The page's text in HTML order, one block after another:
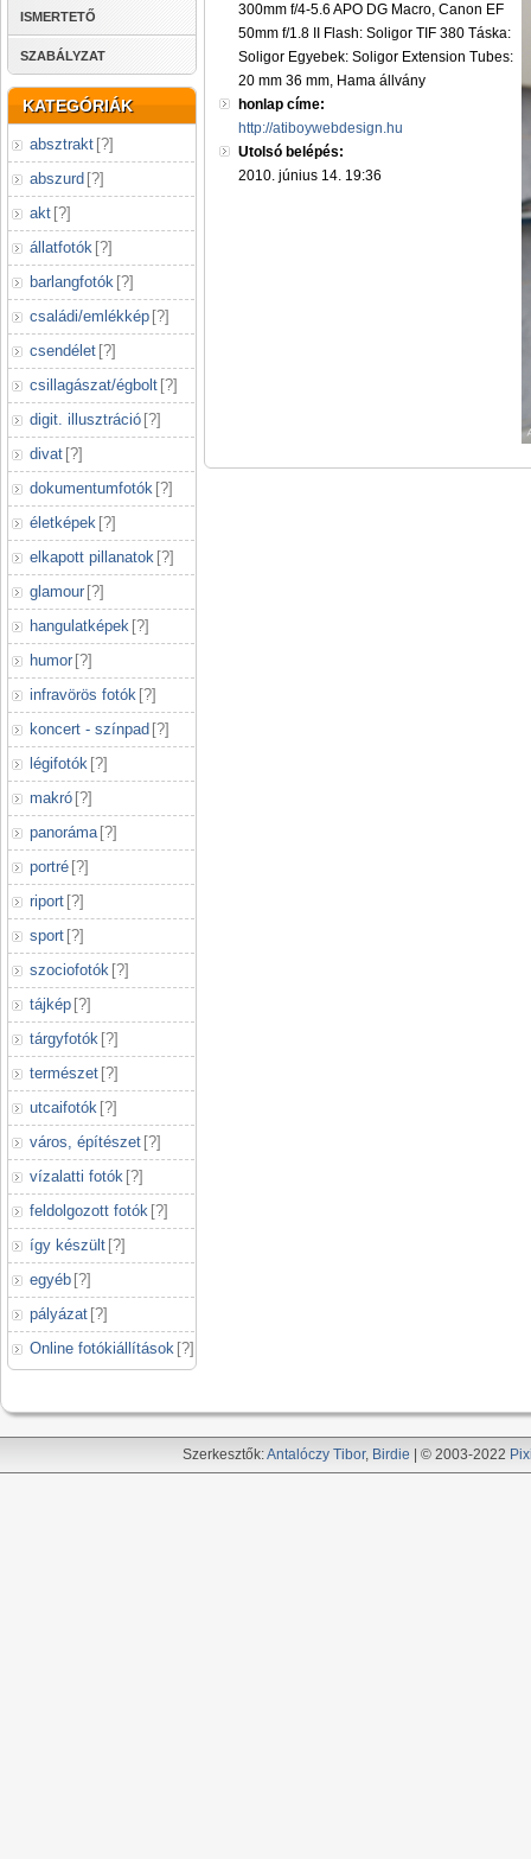
ISMERTETŐ
SZABÁLYZAT
KATEGÓRIÁK
absztrakt [?]
abszurd [?]
akt [?]
állatfotók [?]
barlangfotók [?]
családi/emlékkép [?]
csendélet [?]
csillagászat/égbolt [?]
digit. illusztráció [?]
divat [?]
dokumentumfotók [?]
életképek [?]
elkapott pillanatok [?]
glamour [?]
hangulatképek [?]
humor [?]
infravörös fotók [?]
koncert - színpad [?]
légifotók [?]
makró [?]
panoráma [?]
portré [?]
riport [?]
sport [?]
szociofotók [?]
tájkép [?]
tárgyfotók [?]
természet [?]
utcaifotók [?]
város, építészet [?]
vízalatti fotók [?]
feldolgozott fotók [?]
így készült [?]
egyéb [?]
pályázat [?]
Online fotókiállítások [?]
300mm f/4-5.6 APO DG Macro, Canon EF
50mm f/1.8 II Flash: Soligor TIF 380 Táska:
Soligor Egyebek: Soligor Extension Tubes:
20 mm 36 mm, Hama állvány
honlap címe:
http://atiboywebdesign.hu
Utolsó belépés:
2010. június 14. 19:36
Szerkesztők:Antalóczy Tibor, Birdie | © 2003-2022